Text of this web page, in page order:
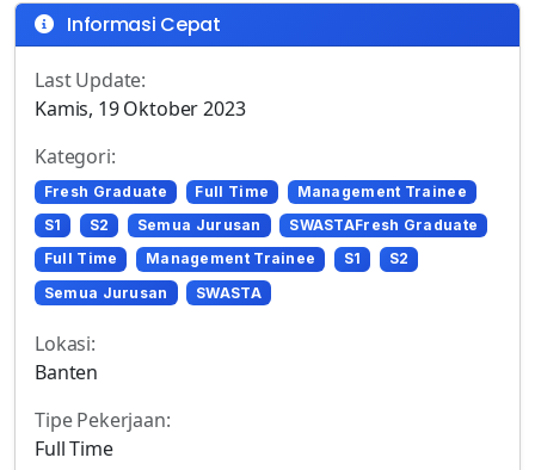
Informasi Cepat
Last Update:
Kamis, 19 Oktober 2023
Kategori:
Fresh Graduate Full Time
Management Trainee
S1
S2 Semua Jurusan
SWASTAFresh Graduate
Full Time
Management Trainee S1
S2
Semua Jurusan
SWASTA
Lokasi:
Banten
Tipe Pekerjaan:
Full Time